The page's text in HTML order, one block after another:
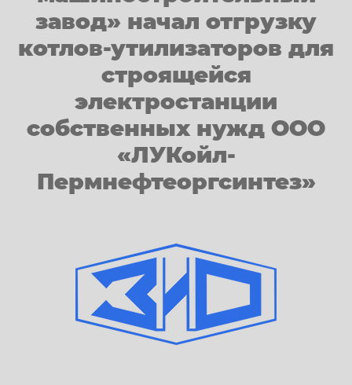
завод» начал отгрузку
котлов-утилизаторов для
строящейся
электростанции
собственных нужд ООО
«ЛУКойл-
Пермнефтеоргсинтез»